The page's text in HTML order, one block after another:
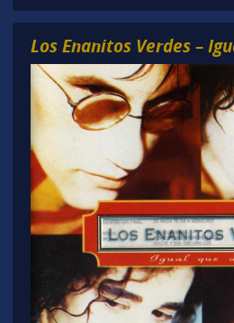
Los Enanitos Verdes –